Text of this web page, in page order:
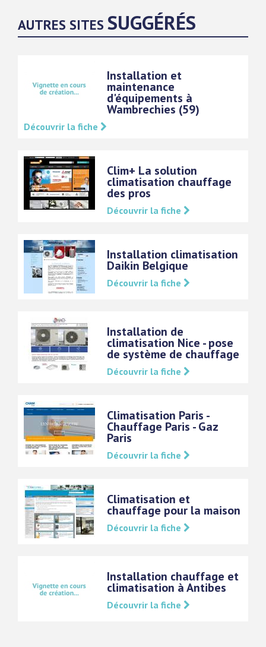
AUTRES SITES SUGGÉRÉS
Installation et
maintenance
d'équipements à
Wambrechies (59)
Découvrir la fiche
Clim+ La solution
climatisation chauffage
des pros
Découvrir la fiche
Installation climatisation
Daikin Belgique
Découvrir la fiche
Installation de
climatisation Nice - pose
de système de chauffage
Découvrir la fiche
Climatisation Paris -
Chauffage Paris - Gaz
Paris
Découvrir la fiche
Climatisation et
chauffage pour la maison
Découvrir la fiche
Installation chauffage et
climatisation à Antibes
Découvrir la fiche